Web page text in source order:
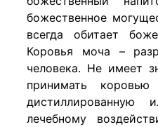
божественное
всегда обитает
Коровья моча –
человека. Не имеет
принимать коровью
лечебному